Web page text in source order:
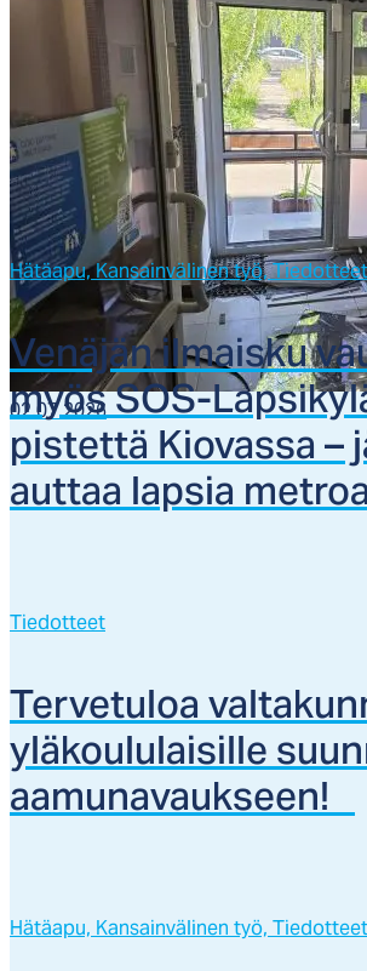
02.07.2026
Hätäapu,Kansainvälinen työ,Tiedotteet
Ve­nä­jän il­mais­ku
myös SOS-
pis­tet­tä Kio­vas­sa –
aut­taa lap­sia
Tiedotteet
Ter­ve­tu­loa
ylä­kou­lu­lai­sil­le
aa­mu­na­vauk­seen!
Hätäapu, Kansainvälinen työ, Tiedotteet